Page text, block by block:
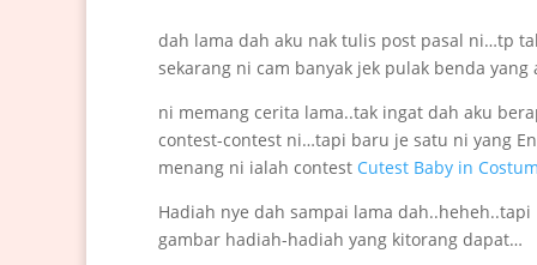
dah lama dah aku nak tulis post pasal ni…tp
sekarang ni cam banyak jek pulak benda
ni memang cerita lama..tak ingat dah aku
contest-contest ni…tapi baru je satu ni yang
menang ni ialah contest Cutest Baby in
Hadiah nye dah sampai lama
gambar hadiah-hadiah yang kitorang dapat…